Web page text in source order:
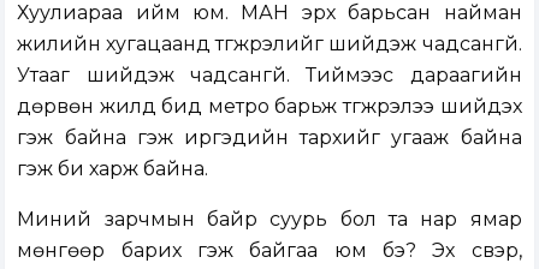
Хуулиараа ийм юм. МАН эрх барьсан найман
жилийн хугацаанд түгжрэлийг шийдэж чадсангүй.
Утааг шийдэж чадсангүй. Тиймээс дараагийн
дөрвөн жилд бид метро барьж түгжрэлээ шийдэх
гэж байна гэж иргэдийн тархийг угааж байна
гэж би харж байна.
Миний зарчмын байр суурь бол та нар ямар
мөнгөөр барих гэж байгаа юм бэ? Эх үүсвэр,